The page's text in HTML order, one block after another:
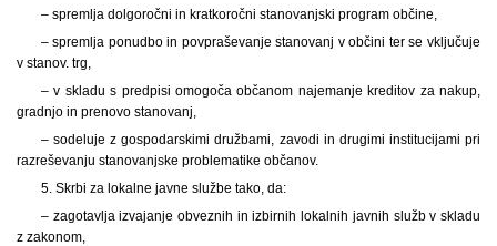
– spremlja dolgoročni in kratkoročni stanovanjski program občine,
– spremlja ponudbo in povpraševanje stanovanj v občini ter se vključuje
v stanov. trg,
– v skladu s predpisi omogoča občanom najemanje kreditov za nakup,
gradnjo in prenovo stanovanj,
– sodeluje z gospodarskimi družbami, zavodi in drugimi institucijami pri
razreševanju stanovanjske problematike občanov.
5. Skrbi za lokalne javne službe tako, da:
– zagotavlja izvajanje obveznih in izbirnih lokalnih javnih služb v skladu
z zakonom,